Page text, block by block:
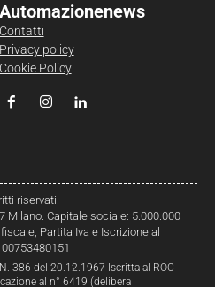
Automazionenews
Contatti
Privacy policy
Cookie Policy
riservati.
Milano. Capitale sociale: 5.000.000
Partita Iva e Iscrizione al
386 del 20.12.1967 Iscritta al ROC
al n° 6419 (delibera